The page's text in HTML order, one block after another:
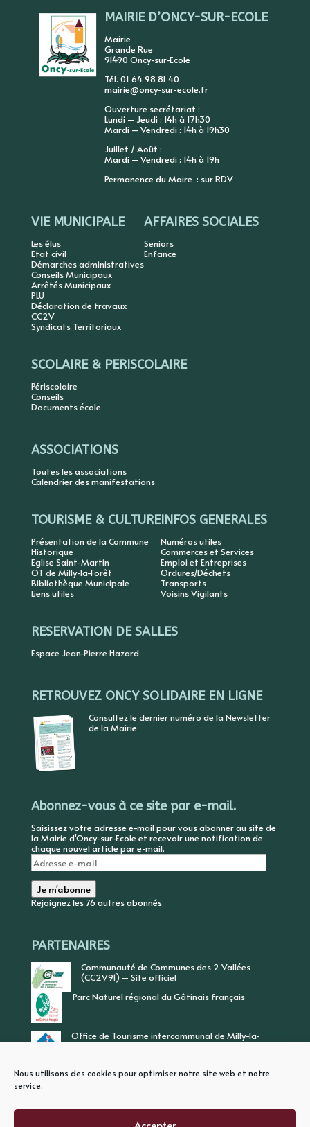
Nous utilisons des cookies pour optimiser notre site web et notre
service.
MAIRIE D’ONCY-SUR-ECOLE
Mairie
Grande Rue
91490 Oncy-sur-Ecole
Tél. 01 64 98 81 40
mairie@oncy-sur-ecole.fr
Ouverture secrétariat :
Lundi – Jeudi : 14h à 17h30
Mardi – Vendredi : 14h à 19h30
Juillet / Août :
Mardi – Vendredi : 14h à 19h
Permanence du Maire : sur RDV
VIE MUNICIPALE
Les élus
Etat civil
Démarches administratives
Conseils Municipaux
Arrêtés Municipaux
PLU
Déclaration de travaux
CC2V
Syndicats Territoriaux
AFFAIRES SOCIALES
Seniors
Enfance
SCOLAIRE & PERISCOLAIRE
Périscolaire
Conseils
Documents école
ASSOCIATIONS
Toutes les associations
Calendrier des manifestations
TOURISME & CULTURE
Présentation de la Commune
Historique
Eglise Saint-Martin
OT de Milly-la-Forêt
Bibliothèque Municipale
Liens utiles
INFOS GENERALES
Numéros utiles
Commerces et Services
Emploi et Entreprises
Ordures/Déchets
Transports
Voisins Vigilants
RESERVATION DE SALLES
Espace Jean-Pierre Hazard
RETROUVEZ ONCY SOLIDAIRE EN LIGNE
Consultez le dernier numéro de la Newsletter
de la Mairie
Abonnez-vous à ce site par e-mail.
Saisissez votre adresse e-mail pour vous abonner au site de
la Mairie d'Oncy-sur-Ecole et recevoir une notification de
chaque nouvel article par e-mail.
Adresse
e-
mail
Je m'abonne
Rejoignez les 76 autres abonnés
PARTENAIRES
Communauté de Communes des 2 Vallées
(CC2V91) – Site officiel
Parc Naturel régional du Gâtinais français
Office de Tourisme intercommunal de Milly-la-
Forêt, Vallée de l’Ecole, Vallée de l’Essonne